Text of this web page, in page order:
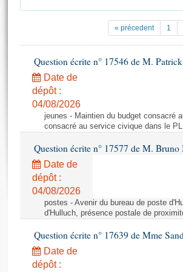
Projets de loi
Propositions de loi
Amendements
Textes adoptés
Rapports législatifs
Rapports sur l'application des lois
Baromètre de l’application des lois
Dossiers législatifs
Budget et sécurité sociale
Questions écrites et orales
Documents de référence
( Constitution | Règlement de l'Assemblée
Histoire
Juniors
Anciennes législatures
Contacts et plan d'accès
Photos libres de droit
« précedent 1
Question écrite n° 17546 de M.
Date de
dépôt :
04/08/2026
jeunes - Maintien du budget consacré
consacré au service civique dans le
Question écrite n° 17577 de M. Bruno
Date de
dépôt :
04/08/2026
postes - Avenir du bureau de poste
d'Hulluch, présence postale de
Question écrite n° 17639 de Mme
Date de
dépôt :